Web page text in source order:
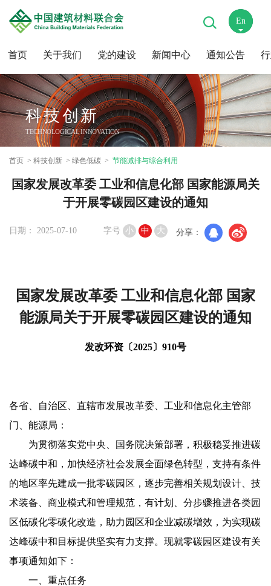
首页 关于我们 党的建设 新闻中心 通知公告
En
中
科技创新
TECHNOLOGICAL INNOVATION
首页 科技创新 绿色低碳 节能减排与综合利用
国家发展改革委 工业和信息化部 国家能源局关
于开展零碳园区建设的通知
日期： 2025-07-10 字号 小 中 大 分享：
国家发展改革委 工业和信息化部 国家
能源局关于开展零碳园区建设的通知
发改环资〔2025〕910号
各省、自治区、直辖市发展改革委、工业和信息化主管部
门、能源局：
为贯彻落实党中央、国务院决策部署，积极稳妥推进碳
达峰碳中和，加快经济社会发展全面绿色转型，支持有条件
的地区率先建成一批零碳园区，逐步完善相关规划设计、技
术装备、商业模式和管理规范，有计划、分步骤推进各类园
区低碳化零碳化改造，助力园区和企业减碳增效，为实现碳
达峰碳中和目标提供坚实有力支撑。现就零碳园区建设有关
事项通知如下：
一、重点任务